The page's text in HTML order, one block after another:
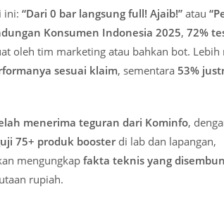
ini: “Dari 0 bar langsung full! Ajaib!” atau
Konsumen Indonesia 2025, 72%
oleh tim marketing atau bahkan bot. Lebih
sesuai klaim, sementara 53%
menerima teguran dari Kominfo,
75+ produk boosterdi lab dan lapangan,
mengungkap fakta teknis yang
rupiah.